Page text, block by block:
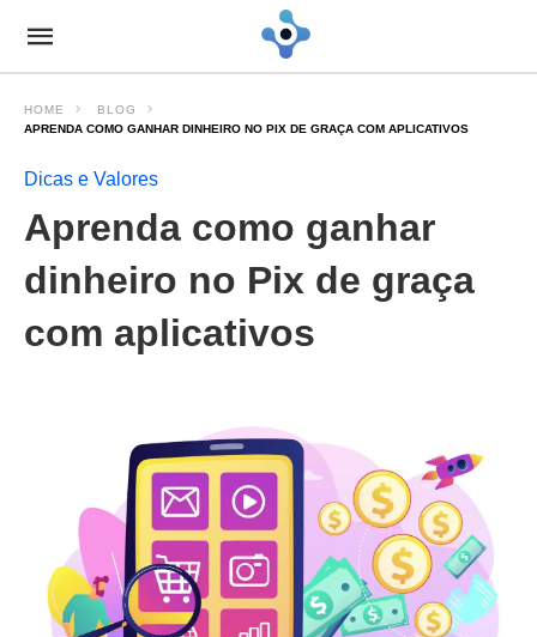
HOME
BLOG
APRENDA COMO GANHAR DINHEIRO NO PIX DE GRAÇA COM APLICATIVOS
Dicas e Valores
Aprenda como ganhar
dinheiro no Pix de graça
com aplicativos